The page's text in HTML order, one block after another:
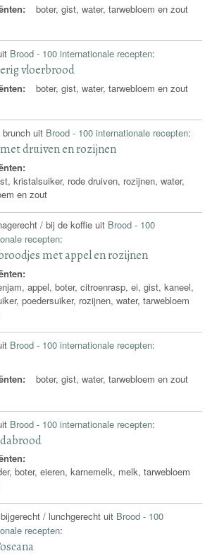
boter, gist, water, tarwebloem en zout
Brood - 100 internationale recepten:
vloerbrood
boter, gist, water, tarwebloem en zout
uit Brood - 100 internationale recepten:
druiven en rozijnen
kristalsuiker, rode druiven, rozijnen, water,
en zout
/ bij de koffie uit Brood - 100
recepten:
met appel en rozijnen
appel, boter, citroenrasp, ei, gist, kaneel,
poedersuiker, rozijnen, water, tarwebloem
Brood - 100 internationale recepten:
boter, gist, water, tarwebloem en zout
Brood - 100 internationale recepten:
boter, eieren, karnemelk, melk, tarwebloem
/ lunchgerecht uit Brood - 100
recepten: